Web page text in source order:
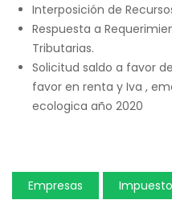
Interposición de
Respuesta a
Tributarias.
Solicitud saldo a favor
favor en renta y Iva ,
ecologica año 2020
Empresas